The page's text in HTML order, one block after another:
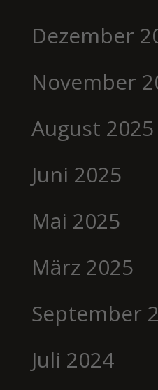
Dezember
November
August 2025
Juni 2025
Mai 2025
März 2025
September
Juli 2024